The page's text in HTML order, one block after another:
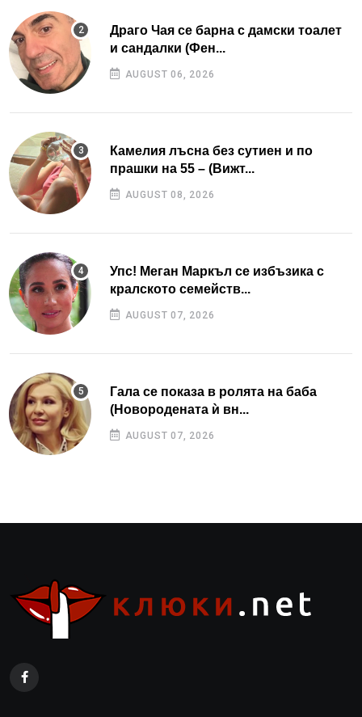
Драго Чая се барна с дамски тоалет
и сандалки (Фен...
AUGUST 06, 2026
Камелия лъсна без сутиен и по
прашки на 55 – (Вижт...
AUGUST 08, 2026
Упс! Меган Маркъл се избъзика с
кралското семейств...
AUGUST 07, 2026
Гала се показа в ролята на баба
(Новородената ѝ вн...
AUGUST 07, 2026